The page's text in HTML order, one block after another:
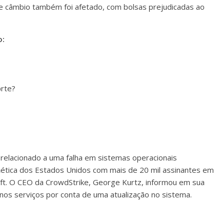
também foi afetado, com bolsas prejudicadas ao
a uma falha em sistemas operacionais
dos Estados Unidos com mais de 20 mil assinantes em
O CEO da CrowdStrike, George Kurtz, informou em sua
serviços por conta de uma atualização no sistema.